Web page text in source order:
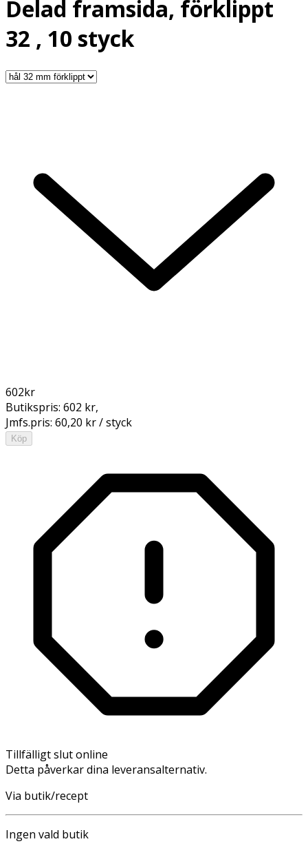
Delad framsida, förklippt
32 , 10 styck
602kr
Butikspris: 602 kr,
Jmfs.pris: 60,20 kr / styck
Köp
Tillfälligt slut online
Detta påverkar dina leveransalternativ.
Via butik/recept
Ingen vald butik